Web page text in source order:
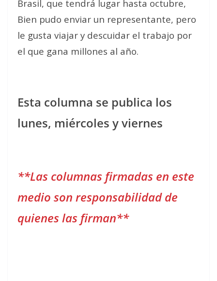
Brasil, que tendrá lugar hasta octubre,
Bien pudo enviar un representante, pero
le gusta viajar y descuidar el trabajo por
el que gana millones al año.
Esta columna se publica los
lunes, miércoles y viernes
**Las columnas firmadas en este
medio son responsabilidad de
quienes las firman**